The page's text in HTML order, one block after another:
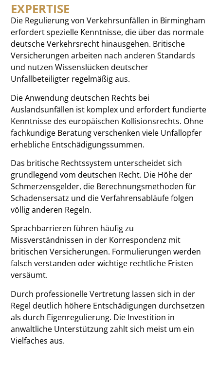
EXPERTISE
Die Regulierung von Verkehrsunfällen in Birmingham
erfordert spezielle Kenntnisse, die über das normale
deutsche Verkehrsrecht hinausgehen. Britische
Versicherungen arbeiten nach anderen Standards
und nutzen Wissenslücken deutscher
Unfallbeteiligter regelmäßig aus.
Die Anwendung deutschen Rechts bei
Auslandsunfällen ist komplex und erfordert fundierte
Kenntnisse des europäischen Kollisionsrechts. Ohne
fachkundige Beratung verschenken viele Unfallopfer
erhebliche Entschädigungssummen.
Das britische Rechtssystem unterscheidet sich
grundlegend vom deutschen Recht. Die Höhe der
Schmerzensgelder, die Berechnungsmethoden für
Schadensersatz und die Verfahrensabläufe folgen
völlig anderen Regeln.
Sprachbarrieren führen häufig zu
Missverständnissen in der Korrespondenz mit
britischen Versicherungen. Formulierungen werden
falsch verstanden oder wichtige rechtliche Fristen
versäumt.
Durch professionelle Vertretung lassen sich in der
Regel deutlich höhere Entschädigungen durchsetzen
als durch Eigenregulierung. Die Investition in
anwaltliche Unterstützung zahlt sich meist um ein
Vielfaches aus.